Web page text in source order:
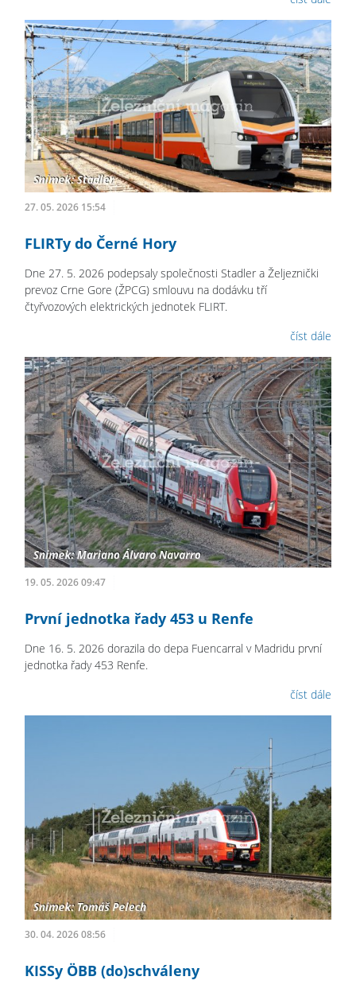
27. 05. 2026 15:54
FLIRTy do Černé Hory
Dne 27. 5. 2026 podepsaly společnosti Stadler a Željeznički
prevoz Crne Gore (ŽPCG) smlouvu na dodávku tří
čtyřvozových elektrických jednotek FLIRT.
číst dále
19. 05. 2026 09:47
První jednotka řady 453 u Renfe
Dne 16. 5. 2026 dorazila do depa Fuencarral v Madridu první
jednotka řady 453 Renfe.
číst dále
30. 04. 2026 08:56
KISSy ÖBB (do)schváleny